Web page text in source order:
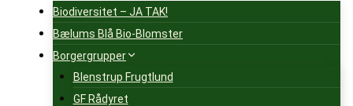
Biodiversitet – JA TAK!
Bælums Blå Bio-Blomster
Borgergrupper
Blenstrup Frugtlund
GF Rådyret